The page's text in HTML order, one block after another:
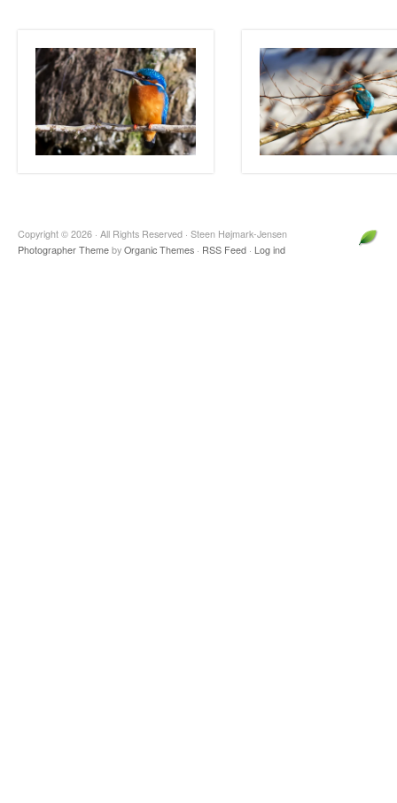
Copyright © 2026 · All Rights Reserved · Steen Højmark-Jensen
Photographer Theme by Organic Themes · RSS Feed · Log ind